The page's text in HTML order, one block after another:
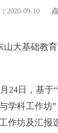
2020-09-10
大基础教育
24日，基
学科工作坊
作坊及汇报